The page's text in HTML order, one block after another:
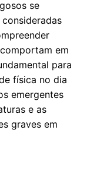
se
em
para
física no dia
emergentes
e as
graves em